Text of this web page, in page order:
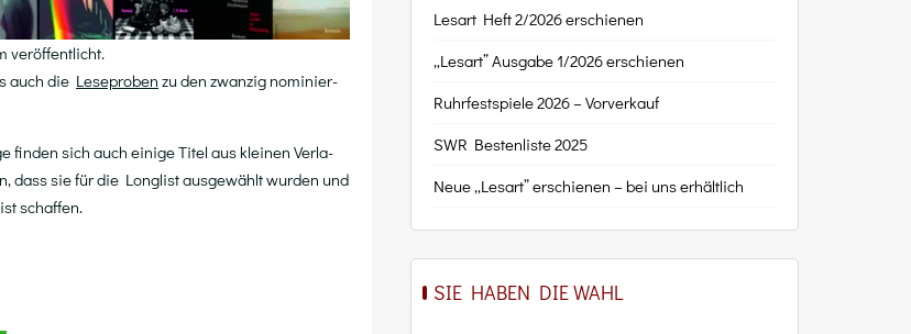
veröffentlicht.
auch die Lese­pro­ben zu den zwan­zig nomi­nier­
fin­den sich auch eini­ge Titel aus klei­nen Ver­la­
dass sie für die Long­list aus­ge­wählt wur­den und
schaffen.
Lesart Heft 2/2026 erschienen
„Lesart” Ausgabe 1/2026 erschienen
Ruhrfestspiele 2026 – Vorverkauf
SWR Bestenliste 2025
Neue „Lesart” erschienen – bei uns erhältlich
SIE HABEN DIE WAHL